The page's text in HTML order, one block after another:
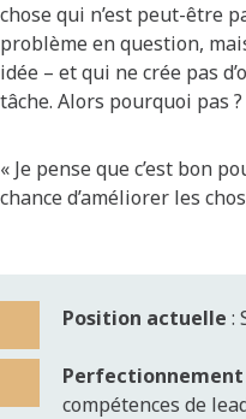
chose qui n’est peut-être
problème en question,
idée – et qui ne crée pas
tâche. Alors pourquoi pas
« Je pense que c’est bon
chance d’améliorer les
Position actuelle :
Perfectionnement
compétences de